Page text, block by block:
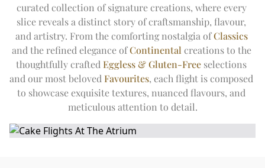
curated collection of signature creations, where every
slice reveals a distinct story of craftsmanship, flavour,
and artistry. From the comforting nostalgia of Classics
and the refined elegance of Continental creations to the
thoughtfully crafted Eggless & Gluten-Free selections
and our most beloved Favourites, each flight is composed
to showcase exquisite textures, nuanced flavours, and
meticulous attention to detail.